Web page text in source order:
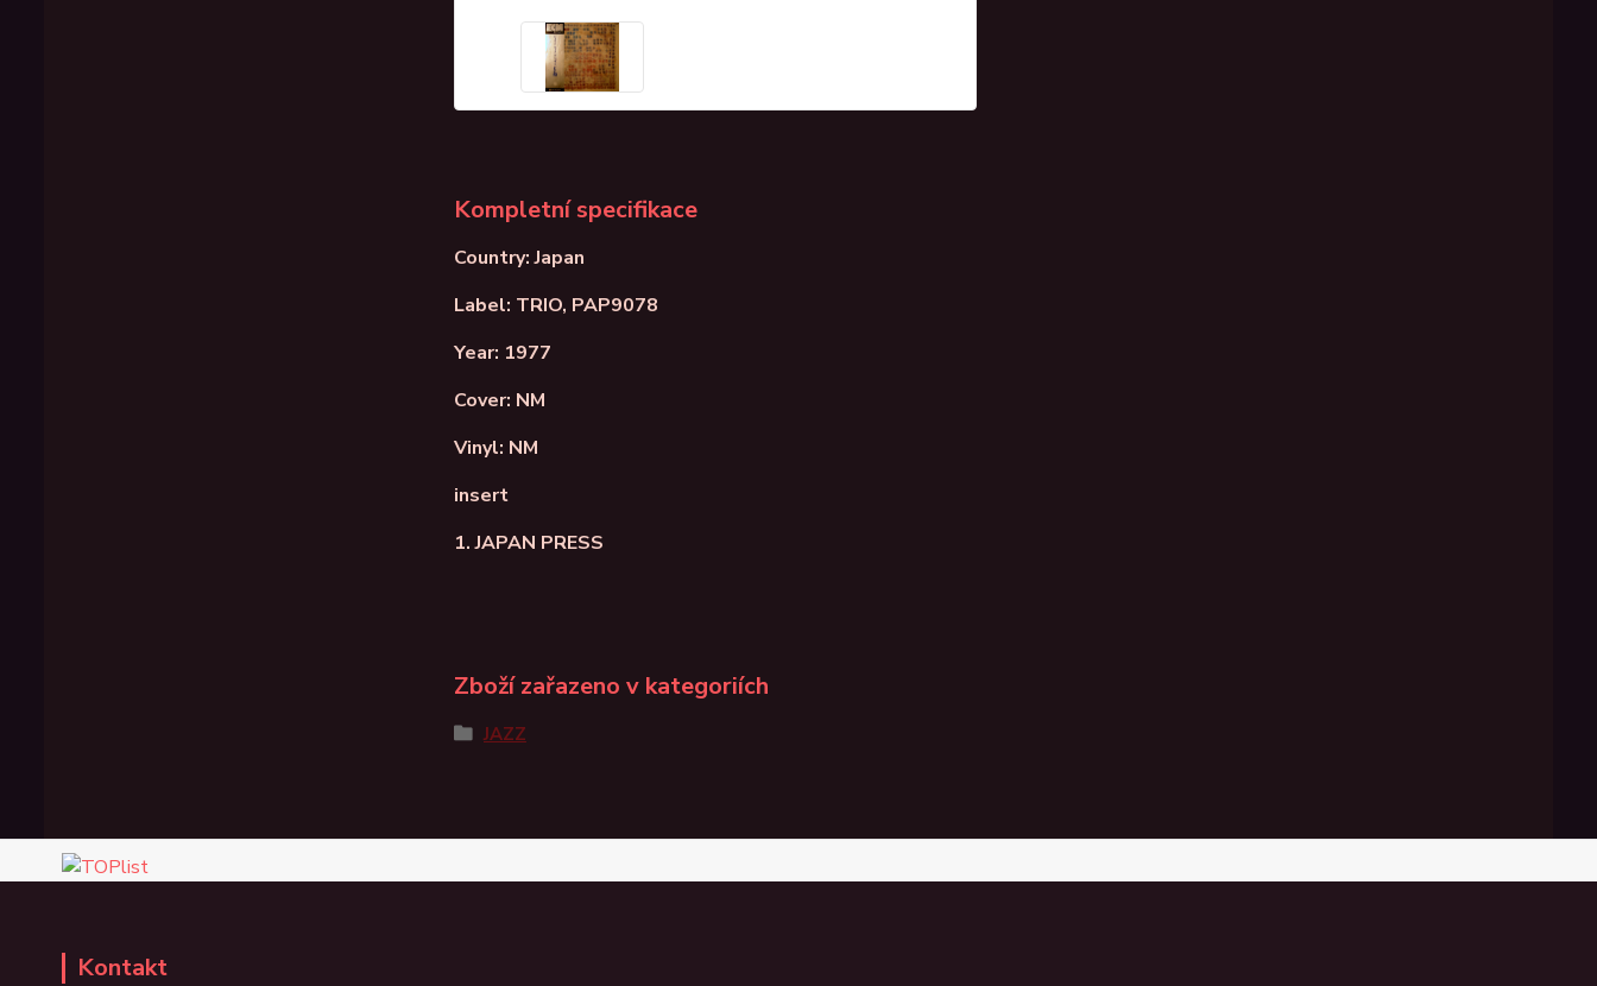
Kompletní specifikace
Country: Japan
Label: TRIO, PAP9078
Year: 1977
Cover: NM
Vinyl: NM
insert
1. JAPAN PRESS
Zboží zařazeno v kategoriích
JAZZ
Kontakt